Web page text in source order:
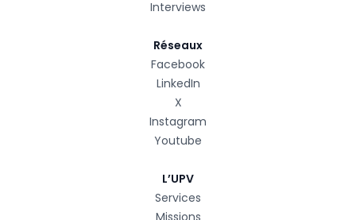
Interviews
Réseaux
Facebook
LinkedIn
X
Instagram
Youtube
L’UPV
Services
Missions